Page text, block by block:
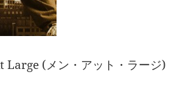
(メン・アット・ラージ)